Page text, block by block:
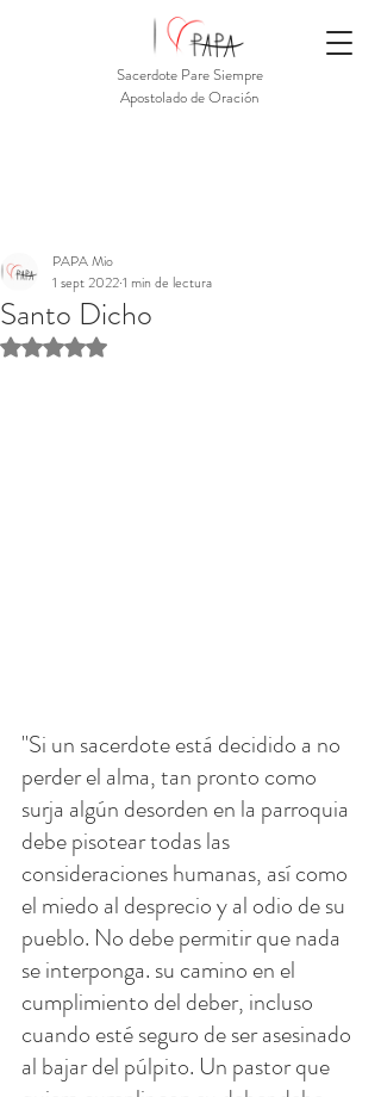
Sacerdote Pare Siempre
Apostolado de Oración
Santo Dicho
PAPA Mio
1 sept 20221 min de lectura
Obtuvo NaN de 5 estrellas.
"Si un sacerdote está decidido a no
perder el alma, tan pronto como
surja algún desorden en la parroquia
debe pisotear todas las
consideraciones humanas, así como
el miedo al desprecio y al odio de su
pueblo. No debe permitir que nada
se interponga. su camino en el
cumplimiento del deber, incluso
cuando esté seguro de ser asesinado
al bajar del púlpito. Un pastor que